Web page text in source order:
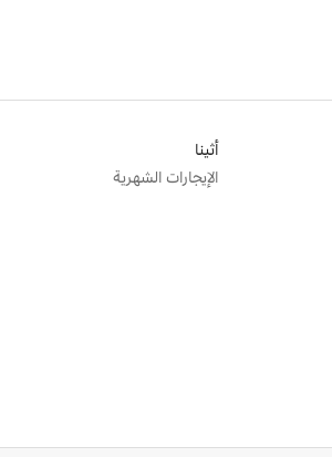
أثينا
الإيجارات الشهرية